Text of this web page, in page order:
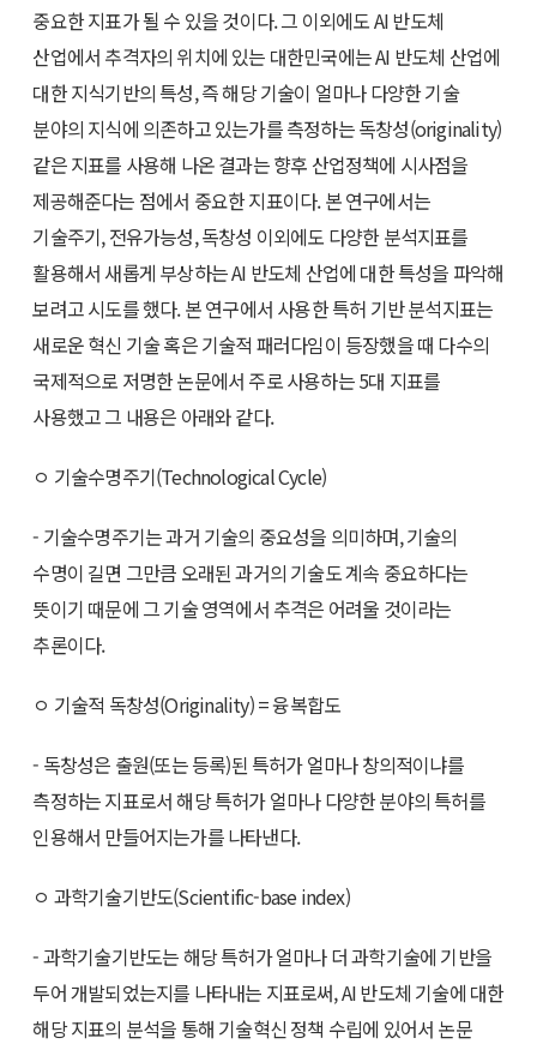
중요한 지표가 될 수 있을 것이다. 그 이외에도 AI 반도체
산업에서 추격자의 위치에 있는 대한민국에는 AI 반도체 산업에
대한 지식기반의 특성, 즉 해당 기술이 얼마나 다양한 기술
분야의 지식에 의존하고 있는가를 측정하는 독창성(originality)
같은 지표를 사용해 나온 결과는 향후 산업정책에 시사점을
제공해준다는 점에서 중요한 지표이다. 본 연구에서는
기술주기, 전유가능성, 독창성 이외에도 다양한 분석지표를
활용해서 새롭게 부상하는 AI 반도체 산업에 대한 특성을 파악해
보려고 시도를 했다. 본 연구에서 사용한 특허 기반 분석지표는
새로운 혁신 기술 혹은 기술적 패러다임이 등장했을 때 다수의
국제적으로 저명한 논문에서 주로 사용하는 5대 지표를
사용했고 그 내용은 아래와 같다.
ㅇ 기술수명주기(Technological Cycle)
- 기술수명주기는 과거 기술의 중요성을 의미하며, 기술의
수명이 길면 그만큼 오래된 과거의 기술도 계속 중요하다는
뜻이기 때문에 그 기술 영역에서 추격은 어려울 것이라는
추론이다.
ㅇ 기술적 독창성(Originality) = 융복합도
- 독창성은 출원(또는 등록)된 특허가 얼마나 창의적이냐를
측정하는 지표로서 해당 특허가 얼마나 다양한 분야의 특허를
인용해서 만들어지는가를 나타낸다.
ㅇ 과학기술기반도(Scientific-base index)
- 과학기술기반도는 해당 특허가 얼마나 더 과학기술에 기반을
두어 개발되었는지를 나타내는 지표로써, AI 반도체 기술에 대한
해당 지표의 분석을 통해 기술혁신 정책 수립에 있어서 논문